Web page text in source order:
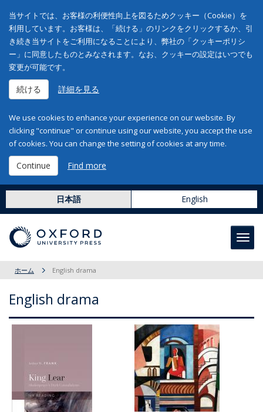
当サイトでは、お客様の利便性向上を図るためクッキー（Cookie）を
利用しています。お客様は、「続ける」のリンクをクリックするか、引
き続き当サイトをご利用になることにより、弊社の「クッキーポリシ
ー」に同意したものとみなされます。なお、クッキーの設定はいつでも
変更が可能です。
続ける 詳細を見る
We use cookies to enhance your experience on our website. By
clicking "continue" or continue using our website, you accept the use
of cookies. You can change the setting of cookies at any time.
Continue Find more
日本語 English
ホーム English drama
English drama